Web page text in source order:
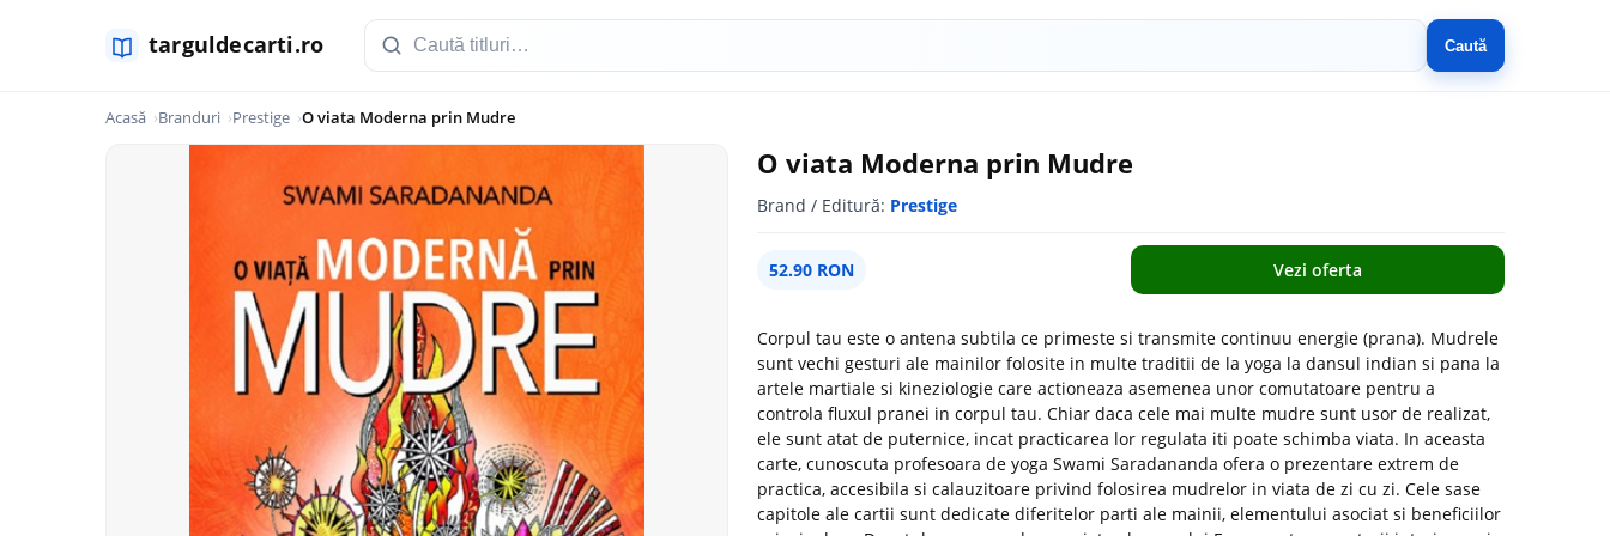
Caută
Acasă Branduri Prestige O viata Moderna prin Mudre
O viata Moderna prin Mudre
Brand / Editură: Prestige
52.90 RON Vezi oferta
Corpul tau este o antena subtila ce primeste si transmite continuu energie (prana). Mudrele
sunt vechi gesturi ale mainilor folosite in multe traditii de la yoga la dansul indian si pana la
artele martiale si kineziologie care actioneaza asemenea unor comutatoare pentru a
controla fluxul pranei in corpul tau. Chiar daca cele mai multe mudre sunt usor de realizat,
ele sunt atat de puternice, incat practicarea lor regulata iti poate schimba viata. In aceasta
carte, cunoscuta profesoara de yoga Swami Saradananda ofera o prezentare extrem de
practica, accesibila si calauzitoare privind folosirea mudrelor in viata de zi cu zi. Cele sase
capitole ale cartii sunt dedicate diferitelor parti ale mainii, elementului asociat si beneficiilor